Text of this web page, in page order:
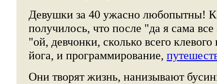
Девушки за 40 ужасно любопытны!
получилось, что после "да я сама
"ой, девчонки, сколько всего
йога, и программирование,
Они творят жизнь, нанизывают